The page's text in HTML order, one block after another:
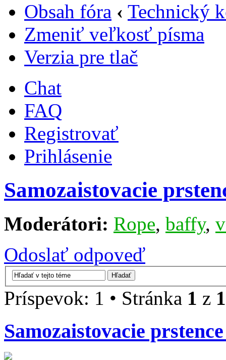
Obsah fóra ‹ Technický
Zmeniť veľkosť písma
Verzia pre tlač
Chat
FAQ
Registrovať
Prihlásenie
Samozaistovacie
Moderátori: Rope, baffy,
Odoslať odpoveď
Príspevok: 1 • Stránka 1 z 1
Samozaistovacie